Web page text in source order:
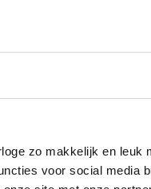
zo makkelijk en leuk
voor social media
armbanden online.
vanaf Euro